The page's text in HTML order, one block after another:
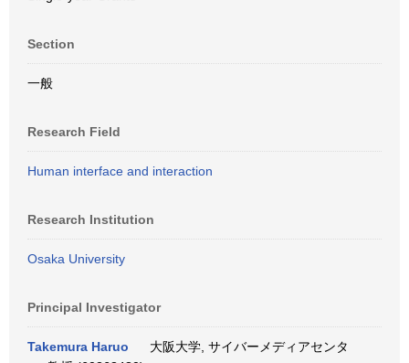
Section
一般
Research Field
Human interface and interaction
Research Institution
Osaka University
Principal Investigator
Takemura Haruo
大阪大学, サイバーメディアセンタ